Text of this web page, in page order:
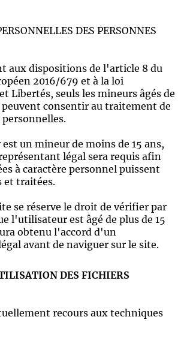
DES PERSONNES
aux dispositions de l'article 8 du
2016/679 et à la loi
Libertés, seuls les mineurs âgés de
peuvent consentir au traitement de
un mineur de moins de 15 ans,
légal sera requis afin
à caractère personnel puissent
et traitées.
se réserve le droit de vérifier par
l'utilisateur est âgé de plus de 15
obtenu l'accord d'un
avant de naviguer sur le site.
DES FICHIERS
recours aux techniques